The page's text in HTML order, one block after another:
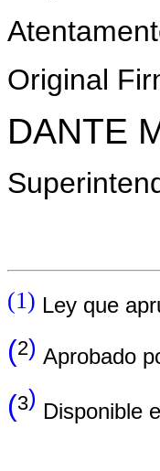
Original
DANTE
(1) Ley que
(2) Aprobado
(3) Disponible